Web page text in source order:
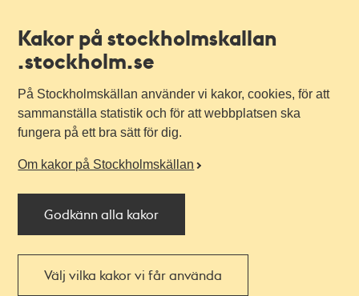
Kakor på stockholmskallan
.stockholm.se
På Stockholmskällan använder vi kakor, cookies, för att
sammanställa statistik och för att webbplatsen ska
fungera på ett bra sätt för dig.
Om kakor på Stockholmskällan
Godkänn alla kakor
Välj vilka kakor vi får använda